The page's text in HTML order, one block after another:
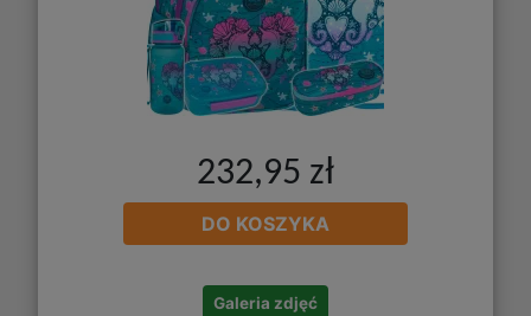
232,95 zł
DO KOSZYKA
Galeria zdjęć